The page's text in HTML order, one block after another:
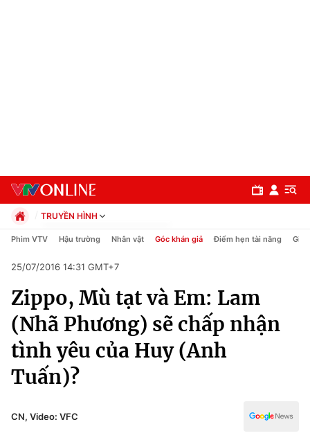
Chuyên mục
Chính trị
Xã hội
TRUYỀN HÌNH
Chính trị
Pháp luật
Kinh tế
Thể thao
Truyền hình
Văn hóa - Giải trí
Y tế
Đời sống
Giáo dục
Phim VTV Hậu trường Nhân vật Góc khán giả Điểm hẹn tài năng Giải
25/07/2016 14:31 GMT+7
Zippo, Mù tạt và Em: Lam
(Nhã Phương) sẽ chấp nhận
tình yêu của Huy (Anh
Tuấn)?
CN, Video: VFC